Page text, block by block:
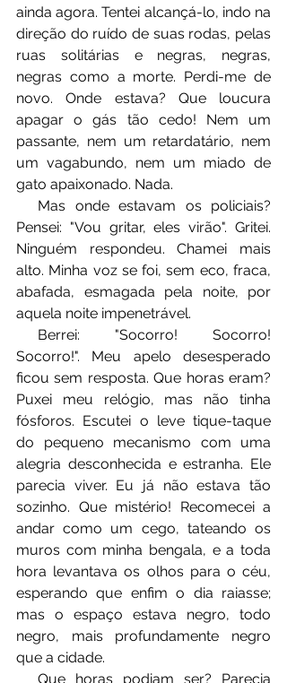
ainda agora. Tentei alcançá-lo, indo na
direção do ruído de suas rodas, pelas
ruas solitárias e negras, negras,
negras como a morte. Perdi-me de
novo. Onde estava? Que loucura
apagar o gás tão cedo! Nem um
passante, nem um retardatário, nem
um vagabundo, nem um miado de
gato apaixonado. Nada.
⠀⠀Mas onde estavam os policiais?
Pensei: "Vou gritar, eles virão". Gritei.
Ninguém respondeu. Chamei mais
alto. Minha voz se foi, sem eco, fraca,
abafada, esmagada pela noite, por
aquela noite impenetrável.
⠀⠀Berrei: "Socorro! Socorro!
Socorro!". Meu apelo desesperado
ficou sem resposta. Que horas eram?
Puxei meu relógio, mas não tinha
fósforos. Escutei o leve tique-taque
do pequeno mecanismo com uma
alegria desconhecida e estranha. Ele
parecia viver. Eu já não estava tão
sozinho. Que mistério! Recomecei a
andar como um cego, tateando os
muros com minha bengala, e a toda
hora levantava os olhos para o céu,
esperando que enfim o dia raiasse;
mas o espaço estava negro, todo
negro, mais profundamente negro
que a cidade.
⠀⠀Que horas podiam ser? Parecia